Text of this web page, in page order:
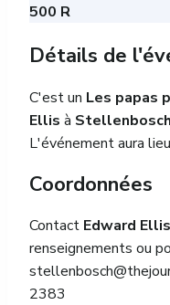
500 R
Détails de
C'est un Les papas
Ellis à
L'événement aura
Coordonnées
Contact Edward Ellis
renseignements ou
2383